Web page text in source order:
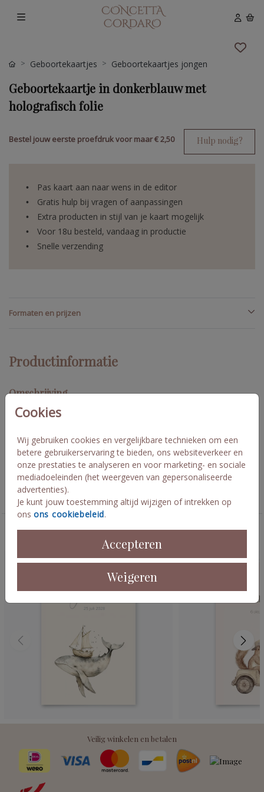
Cookies
Wij gebruiken cookies en vergelijkbare technieken om een
betere gebruikerservaring te bieden, ons websiteverkeer en
onze prestaties te analyseren en voor marketing- en sociale
mediadoeleinden (het weergeven van gepersonaliseerde
advertenties).
Je kunt jouw toestemming altijd wijzigen of intrekken op
ons ons cookiebeleid.
Accepteren
Weigeren
Geboortekaartjes Geboortekaartjes jongen
Geboortekaartje in donkerblauw met
holografisch folie
Bestel jouw eerste proefdruk voor maar€ 2,50 Hulp nodig?
Pas kaart aan naar wens in de editor
Gratis hulp bij vragen of aanpassingen
Extra producten in stijl van je kaart mogelijk
Voor 18u besteld, vandaag in productie
Snelle verzending
Formaten en prijzen
Productinformatie
Omschrijving
Zo super stoer dit geboortekaartje! Diep donkerblauw
sfeertje en de naam knalt van de voorkant af! 21x10 cm met
envelopmaat 22x11 cm. Cinco
Collectie
Geboortekaartjes jongen
Deze kaarten vind je misschien ook leuk
Veilig winkelen en betalen